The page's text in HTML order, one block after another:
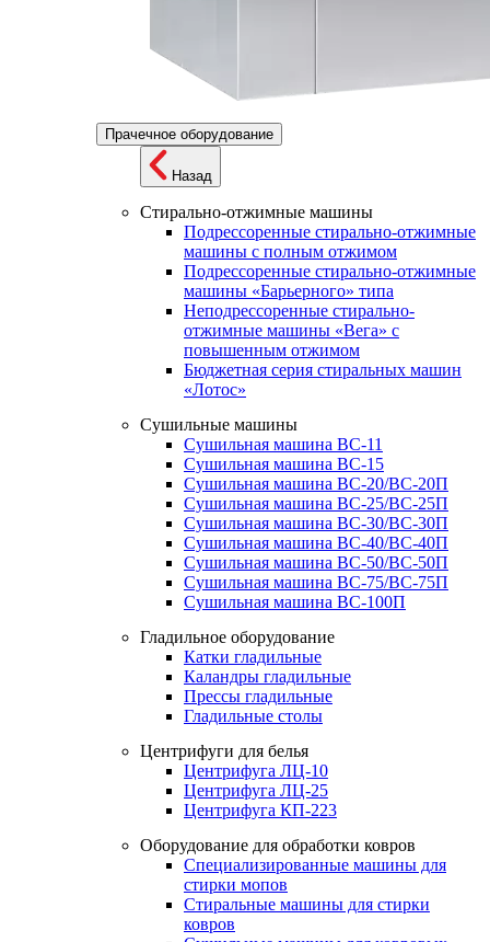
Прачечное оборудование
Назад
Стирально-отжимные машины
Подрессоренные стирально-отжимные
машины с полным отжимом
Подрессоренные стирально-отжимные
машины «Барьерного» типа
Неподрессоренные стирально-
отжимные машины «Вега» с
повышенным отжимом
Бюджетная серия стиральных машин
«Лотос»
Сушильные машины
Сушильная машина ВС-11
Сушильная машина ВС-15
Сушильная машина ВС-20/ВС-20П
Сушильная машина ВС-25/ВС-25П
Сушильная машина ВС-30/ВС-30П
Сушильная машина ВС-40/ВС-40П
Сушильная машина ВС-50/ВС-50П
Сушильная машина ВС-75/ВС-75П
Сушильная машина ВС-100П
Гладильное оборудование
Катки гладильные
Каландры гладильные
Прессы гладильные
Гладильные столы
Центрифуги для белья
Центрифуга ЛЦ-10
Центрифуга ЛЦ-25
Центрифуга КП-223
Оборудование для обработки ковров
Специализированные машины для
стирки мопов
Стиральные машины для стирки
ковров